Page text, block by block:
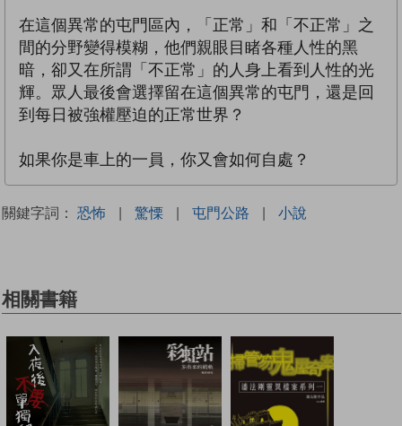
在這個異常的屯門區內，「正常」和「不正常」之
間的分野變得模糊，他們親眼目睹各種人性的黑
暗，卻又在所謂「不正常」的人身上看到人性的光
輝。眾人最後會選擇留在這個異常的屯門，還是回
到每日被強權壓迫的正常世界？
如果你是車上的一員，你又會如何自處？
關鍵字詞： 恐怖 | 驚慄 | 屯門公路 | 小說
相關書籍